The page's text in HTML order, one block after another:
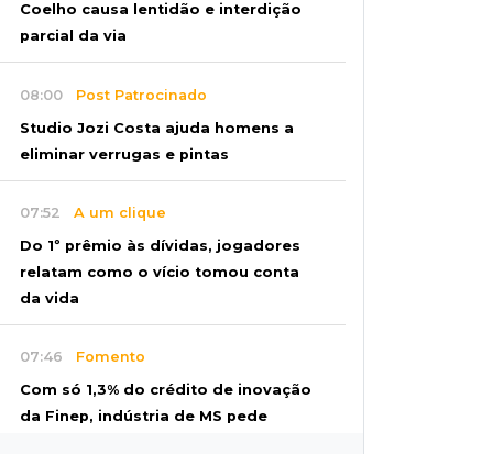
Coelho causa lentidão e interdição
parcial da via
08:00 Post Patrocinado
Studio Jozi Costa ajuda homens a
eliminar verrugas e pintas
07:52 A um clique
Do 1º prêmio às dívidas, jogadores
relatam como o vício tomou conta
da vida
07:46 Fomento
Com só 1,3% do crédito de inovação
da Finep, indústria de MS pede